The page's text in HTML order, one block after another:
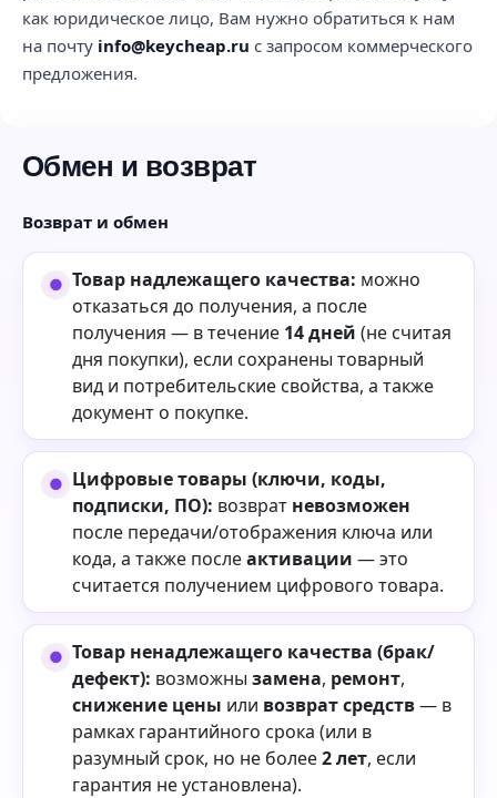
как юридическое лицо, Вам нужно обратиться к нам
на почту info@keycheap.ru с запросом коммерческого
предложения.
Обмен и возврат
Возврат и обмен
Товар надлежащего качества: можно
отказаться до получения, а после
получения — в течение 14 дней (не считая
дня покупки), если сохранены товарный
вид и потребительские свойства, а также
документ о покупке.
Цифровые товары (ключи, коды,
подписки, ПО): возврат невозможен
после передачи/отображения ключа или
кода, а также послеактивации — это
считается получением цифрового товара.
Товар ненадлежащего качества (брак/
дефект): возможны замена, ремонт,
снижение цены или возврат средств— в
рамках гарантийного срока (или в
разумный срок, но не более2 лет, если
гарантия не установлена).